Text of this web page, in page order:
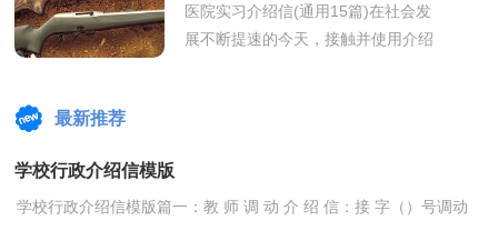
医院实习介绍信(通用15篇)在社会发
展不断提速的今天，接触并使用介绍
最新推荐
学校行政介绍信模版
学校行政介绍信模版篇一：教 师 调 动 介 绍 信：接 字（）号调动